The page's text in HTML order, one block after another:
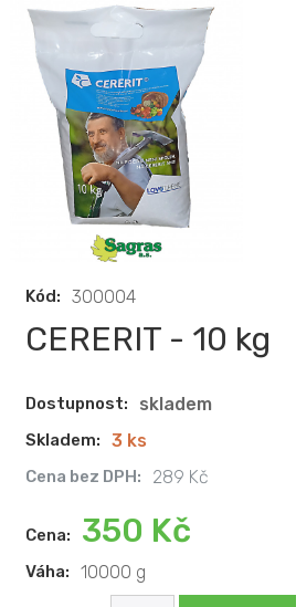
Kód: 300004
CERERIT - 10 kg
Dostupnost: skladem
Skladem: 3 ks
Cena bez DPH: 289 Kč
Cena: 350 Kč
Váha: 10000 g